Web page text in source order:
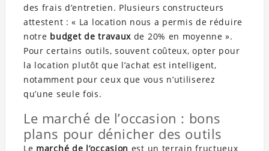
des frais d’entretien. Plusieurs constructeurs
attestent : « La location nous a permis de réduire
notre budget de travaux de 20% en moyenne ».
Pour certains outils, souvent coûteux, opter pour
la location plutôt que l’achat est intelligent,
notamment pour ceux que vous n’utiliserez
qu’une seule fois.
Le marché de l’occasion : bons
plans pour dénicher des outils
Le marché de l’occasion est un terrain fructueux